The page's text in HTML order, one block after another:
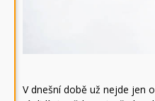
V dnešní době už nejde jen